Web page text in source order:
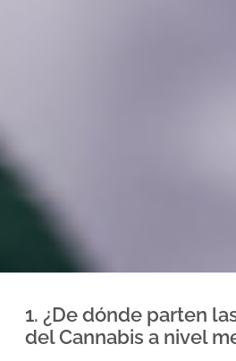
1. ¿De dónde parten
del Cannabis a nivel